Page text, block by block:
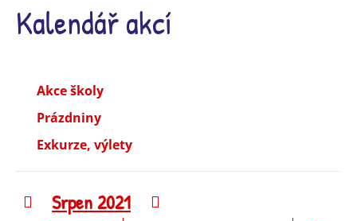
Kalendář akcí
Akce školy
Prázdniny
Exkurze, výlety
Předchozí
Srpen 2021